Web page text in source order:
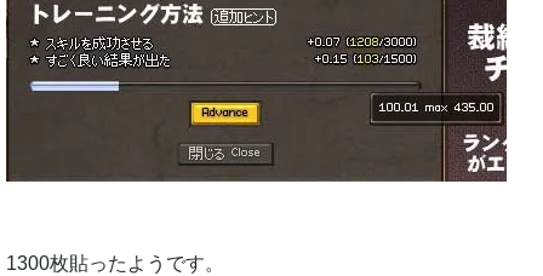
1300枚貼ったようです。